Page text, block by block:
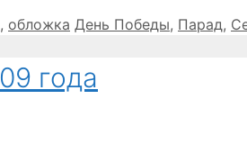
, обложка Метки
День Победы, Парад,
года